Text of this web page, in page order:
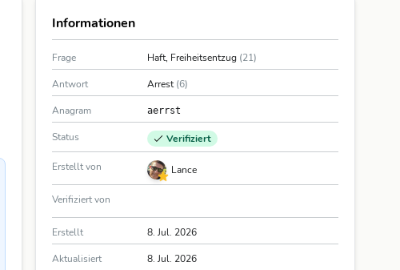
Informationen
Frage Haft, Freiheitsentzug (21)
Antwort Arrest(6)
Anagram aerrst
Status Verifiziert
Erstellt von Lance
Verifiziert von
Erstellt 8. Jul. 2026
Aktualisiert 8. Jul. 2026